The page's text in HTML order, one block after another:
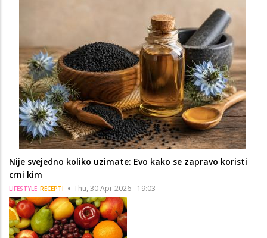
Nije svejedno koliko uzimate: Evo kako se zapravo koristi
crni kim
LIFESTYLE RECEPTI Thu, 30 Apr 2026 - 19:03